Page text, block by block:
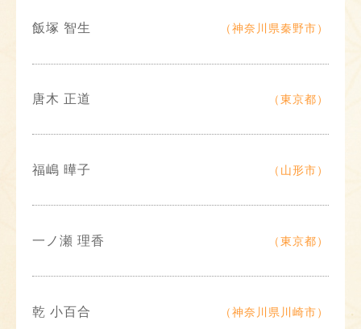
飯塚 智生 （神奈川県秦野市）
唐木 正道 （東京都）
福嶋 曄子 （山形市）
一ノ瀬 理香 （東京都）
乾 小百合 （神奈川県川崎市）